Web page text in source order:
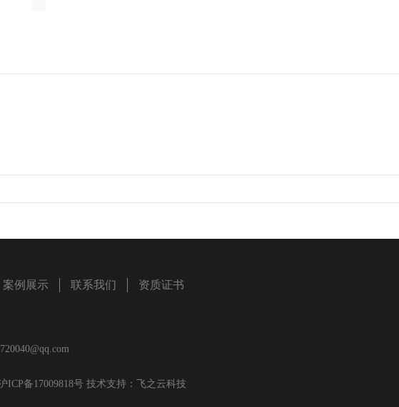
案例展示 联系我们 资质证书
ICP备17009818号 技术支持： 飞之云科技